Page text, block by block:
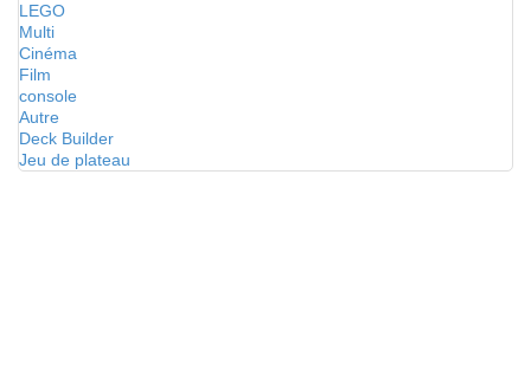
LEGO
Multi
Cinéma
Film
console
Autre
Deck Builder
Jeu de plateau